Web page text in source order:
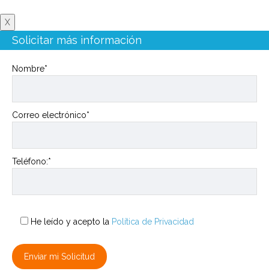
X
Solicitar más información
Nombre*
Correo electrónico*
Teléfono:*
He leído y acepto la Política de Privacidad